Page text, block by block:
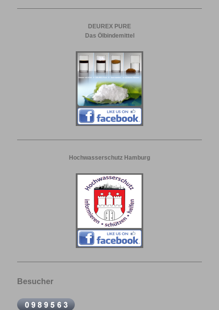
DEUREX PURE
Das Ölbindemittel
Hochwasserschutz Hamburg
Besucher